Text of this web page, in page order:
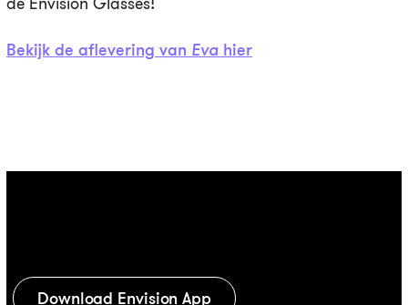
Bekijk de aflevering van Eva hier
Download Envision App